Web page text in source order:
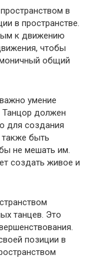
в
в пространстве.
к движению
чтобы
общий
умение
Танцор должен
для создания
быть
не мешать им.
создать живое и
танцев. Это
позиции в